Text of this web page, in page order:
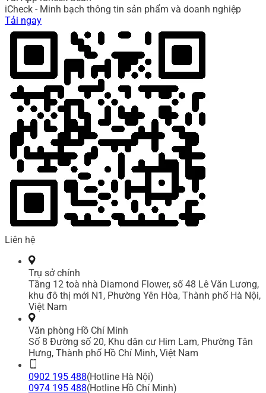
iCheck - Minh bạch thông tin sản phẩm và doanh nghiệp
Tải ngay
Liên hệ
Trụ sở chính
Tầng 12 toà nhà Diamond Flower, số 48 Lê Văn Lương,
khu đô thị mới N1, Phường Yên Hòa, Thành phố Hà Nội,
Việt Nam
Văn phòng Hồ Chí Minh
Số 8 Đường số 20, Khu dân cư Him Lam, Phường Tân
Hưng, Thành phố Hồ Chí Minh, Việt Nam
0902 195 488(Hotline Hà Nội)
0974 195 488(Hotline Hồ Chí Minh)